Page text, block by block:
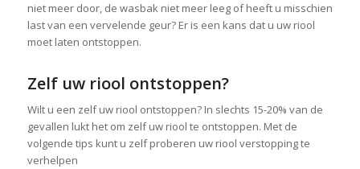
niet meer door, de wasbak niet meer leeg of heeft u misschien
last van een vervelende geur? Er is een kans dat u uw riool
moet laten ontstoppen.
Zelf uw riool ontstoppen?
Wilt u een zelf uw riool ontstoppen? In slechts 15-20% van de
gevallen lukt het om zelf uw riool te ontstoppen. Met de
volgende tips kunt u zelf proberen uw riool verstopping te
verhelpen